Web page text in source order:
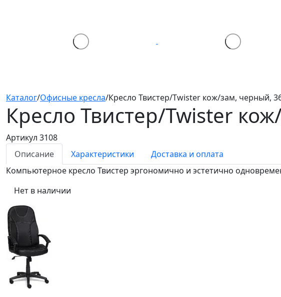
Каталог/Офисные кресла/Кресло Твистер/Twister кож/зам, черный,
Кресло Твистер/Twister
Артикул 3108
Описание
Характеристики
Доставка и оплата
Компьютерное кресло Твистер эргономично и эстетично
Нет в наличии